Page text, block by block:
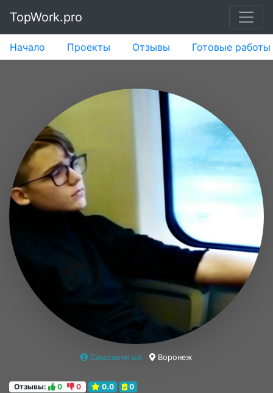
TopWork.pro
Начало Проекты Отзывы Готовые работы
Отзывы: 0 0 0.0 0
Самозанятый Воронеж